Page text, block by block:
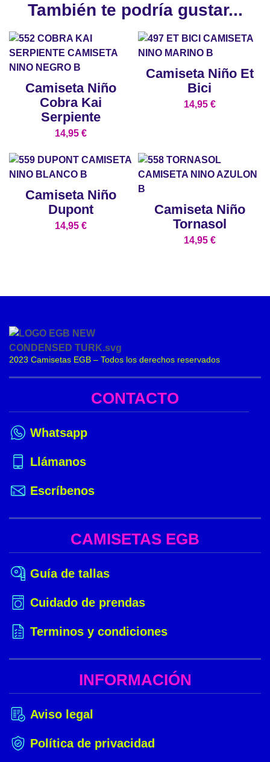
También te podría gustar...
Camiseta Niño
Cobra Kai
Serpiente
14,95 €
Camiseta Niño Et
Bici
14,95 €
Camiseta Niño
Dupont
14,95 €
Camiseta Niño
Tornasol
14,95 €
2023 Camisetas EGB – Todos los derechos reservados
CONTACTO
Whatsapp
Llámanos
Escríbenos
CAMISETAS EGB
Guía de tallas
Cuidado de prendas
Terminos y condiciones
INFORMACIÓN
Aviso legal
Política de privacidad